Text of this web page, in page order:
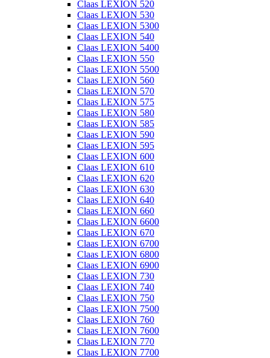
Claas LEXION 520
Claas LEXION 530
Claas LEXION 5300
Claas LEXION 540
Claas LEXION 5400
Claas LEXION 550
Claas LEXION 5500
Claas LEXION 560
Claas LEXION 570
Claas LEXION 575
Claas LEXION 580
Claas LEXION 585
Claas LEXION 590
Claas LEXION 595
Claas LEXION 600
Claas LEXION 610
Claas LEXION 620
Claas LEXION 630
Claas LEXION 640
Claas LEXION 660
Claas LEXION 6600
Claas LEXION 670
Claas LEXION 6700
Claas LEXION 6800
Claas LEXION 6900
Claas LEXION 730
Claas LEXION 740
Claas LEXION 750
Claas LEXION 7500
Claas LEXION 760
Claas LEXION 7600
Claas LEXION 770
Claas LEXION 7700